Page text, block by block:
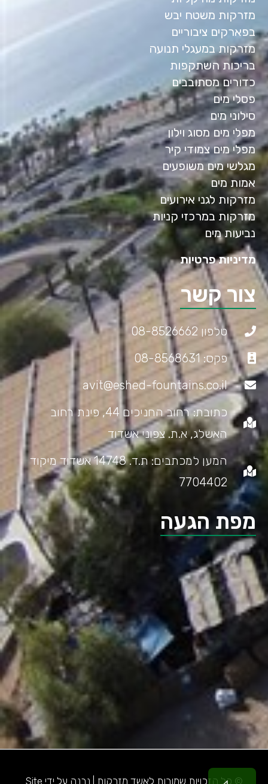
מזרקות משטח יבש
בפארקים ציבוריים
מזרקות במעגלי תנועה
בריכות השתקפות
כדורים מסתובבים
פסלי מים
סילוני מים
מפלי מים מסוג וילון
מפלי מים צמודי קיר
מגלשי מים משופעים
אמות מים
מזרקות לגני אירועים
מזרקות במרכזי קניות
נביעות מים
מדיניות פרטיות
צור קשר
טלפון 08-8526662
פקס: 08-8568631
avit@eshed-fountains.co.il
כתובת: רחוב החניכים 44, פינת רחוב
האשלג, א.ת. צפוני אשדוד
המען למכתבים: ת.ד. 14748 אשדוד מיקוד
7704402
מפת הגעה
© כל הזכויות שמורות לאשד מזרקות | נבנה על ידי Site